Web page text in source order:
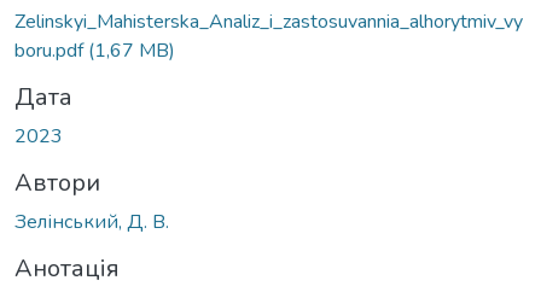
Zelinskyi_Mahisterska_Analiz_i_zastosuvannia_alhorytmiv_vy
boru.pdf(1,67 MB)
Дата
2023
Автори
Зелінський, Д. В.
Анотація